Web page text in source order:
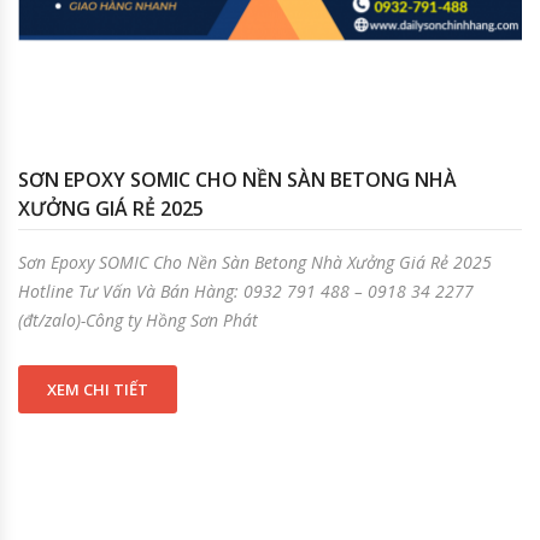
SƠN EPOXY SOMIC CHO NỀN SÀN BETONG NHÀ
XƯỞNG GIÁ RẺ 2025
Sơn Epoxy SOMIC Cho Nền Sàn Betong Nhà Xưởng Giá Rẻ 2025
Hotline Tư Vấn Và Bán Hàng: 0932 791 488 – 0918 34 2277
(đt/zalo)-Công ty Hồng Sơn Phát
XEM CHI TIẾT